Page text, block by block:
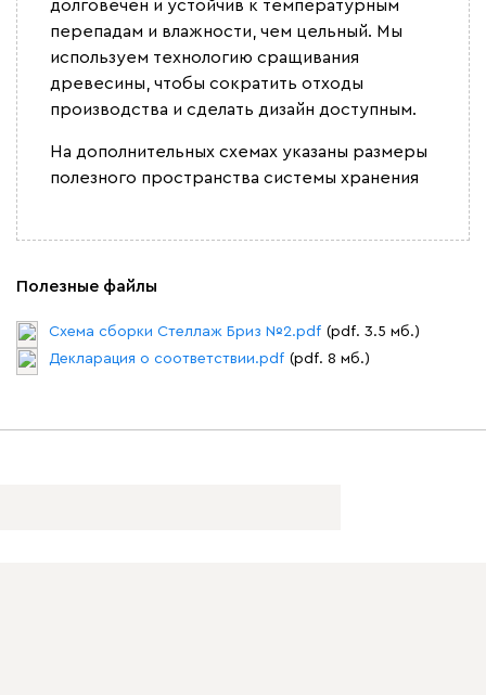
долговечен и устойчив к температурным
перепадам и влажности, чем цельный. Мы
используем технологию сращивания
древесины, чтобы сократить отходы
производства и сделать дизайн доступным.
На дополнительных схемах указаны размеры
полезного пространства системы хранения
Полезные файлы
Схема сборки Стеллаж Бриз №2.pdf (pdf. 3.5 мб.)
Декларация о соответствии.pdf (pdf. 8 мб.)